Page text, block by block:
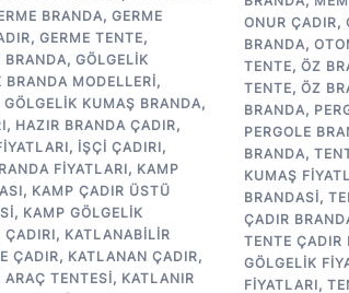
BRANDA, GERME
, GERME TENTE,
BRANDA, GÖLGELIK
BRANDA MODELLERI,
GÖLGELIK KUMAŞ BRANDA,
, HAZIR BRANDA ÇADIR,
, IŞÇI ÇADIRI,
FIYATLARI, KAMP
, KAMP ÇADIR ÜSTÜ
, KAMP GÖLGELIK
ÇADIRI, KATLANABILIR
ÇADIR, KATLANAN ÇADIR,
ARAÇ TENTESI, KATLANIR
ONUR ÇADIR,
BRANDA,
TENTE, ÖZ
TENTE, ÖZ
BRANDA,
PERGOLE
BRANDA,
KUMAŞ
BRANDASI,
ÇADIR
TENTE ÇADIR
GÖLGELIK
FIYATLARI,